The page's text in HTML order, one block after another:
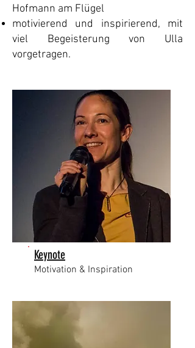
Hofmann am Flügel
motivierend und inspirierend, mit
viel Begeisterung von Ulla
vorgetragen.
Keynote
Motivation & Inspiration